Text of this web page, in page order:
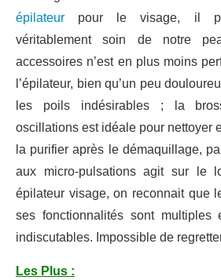
épilateur pour le visage, il
véritablement soin de notre
accessoires n’est en plus moins
l’épilateur, bien qu’un peu
les poils indésirables ; la
oscillations est idéale pour nettoyer
la purifier après le démaquillage,
aux micro-pulsations agit sur le
épilateur visage, on reconnait que
ses fonctionnalités sont multiples
indiscutables. Impossible de
Les Plus :